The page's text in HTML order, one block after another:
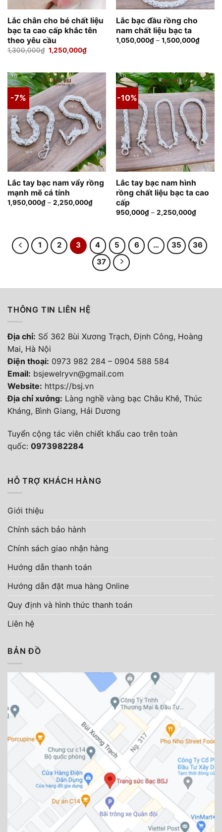
Lắc chân cho bé chất liệu
bạc ta cao cấp khắc tên
theo yêu cầu
1,300,000₫ Giá
gốc
1,250,000₫Giá
hiện
1,250,000₫.
Lắc bạc đầu rồng cho
nam chất liệu bạc ta
1,050,000₫– 1,500,000₫
-7%
Lắc tay bạc nam vẩy rồng
mạnh mẽ cá tính
1,950,000₫– 2,250,000₫
-10%
Lắc tay bạc nam hình
rồng chất liệu bạc ta cao
cấp
950,000₫– 2,250,000₫
1 2 3 4 5 6 … 35
36
37
THÔNG TIN LIÊN HỆ
Địa chỉ: Số 362 Bùi Xương Trạch, Định Công, Hoàng
Mai, Hà Nội
Điện thoại: 0973 982 284 – 0904 588 584
Email: bsjewelryvn@gmail.com
Website: https://bsj.vn
Địa chỉ xưởng: Làng nghề vàng bạc Châu Khê, Thúc
Kháng, Bình Giang, Hải Dương
Tuyển cộng tác viên chiết khấu cao trên toàn
quốc: 0973982284
HỖ TRỢ KHÁCH HÀNG
Giới thiệu
Chính sách bảo hành
Chính sách giao nhận hàng
Hướng dẫn thanh toán
Hướng dẫn đặt mua hàng Online
Quy định và hình thức thanh toán
Liên hệ
BẢN ĐỒ